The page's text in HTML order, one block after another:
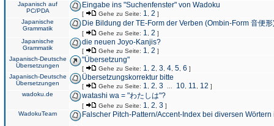
Japanisch auf
PC/PDA
Eingabe ins "Suchenfenster" von Wadoku
[ Gehe zu Seite: 1 2 ]
Japanische
Grammatik
Die Bildung der TE-Form der Verben (Ombin-Form 音便形
[ Gehe zu Seite: 1 2 ]
Japanische
Grammatik
die neuen Joyo-Kanjis?
[ Gehe zu Seite: 1 2 ]
Japanisch-Deutsche
Übersetzungen
"Übersetzung"
[ Gehe zu Seite: 1 2 3 4 5 6 ]
Japanisch-Deutsche
Übersetzungen
Übersetzungskorrektur bitte
[ Gehe zu Seite: 1 2 3 10 11 12 ]
wadoku.de
watashi wa = "わたしは"?
[ Gehe zu Seite: 1 2 3 ]
WadokuTeam
Falscher Pitch-Pattern/Accent-Index bei diversen